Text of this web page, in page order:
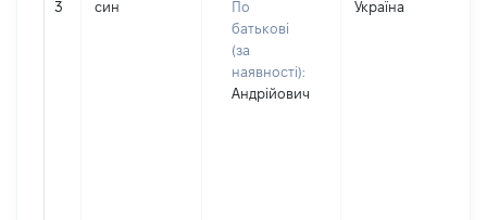
3 син
По
батькові
(за
наявності):
Андрійович
Україна